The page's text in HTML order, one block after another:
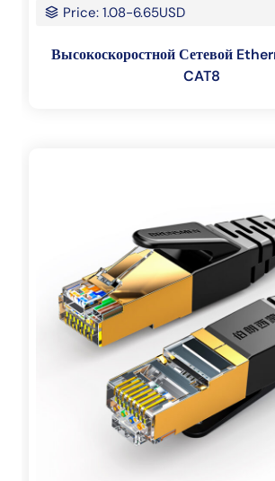
Price: 1.08-6.65USD
Высокоскоростной Сетевой
CAT8